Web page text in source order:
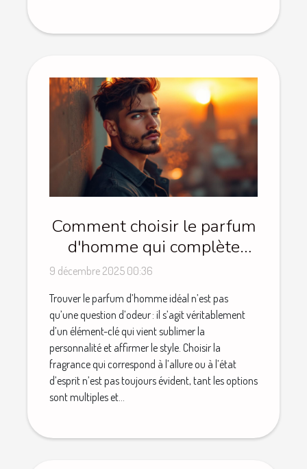
Comment choisir le parfum
d'homme qui complète
votre style ?
9 décembre 2025 00:36
Trouver le parfum d’homme idéal n’est pas
qu’une question d’odeur : il s’agit véritablement
d’un élément-clé qui vient sublimer la
personnalité et affirmer le style. Choisir la
fragrance qui correspond à l’allure ou à l’état
d’esprit n’est pas toujours évident, tant les options
sont multiples et...